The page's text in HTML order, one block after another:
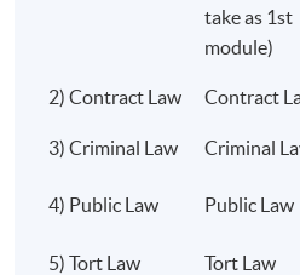
學生應參考倫敦大學網站 中包含的法學
轄區的法律學位，他們應該注意自己對
take as 1st
module)
2) Contract Law Contract
3) Criminal Law Criminal
4) Public Law Public Law
5) Tort Law
Tort Law